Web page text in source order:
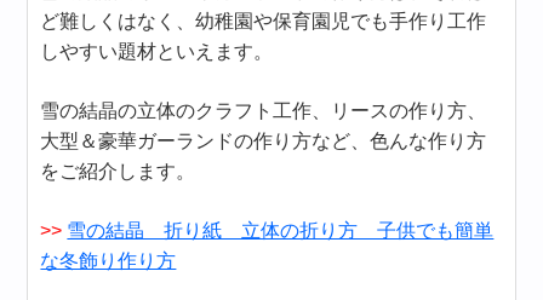
ど難しくはなく、幼稚園や保育園児でも手作り工作
しやすい題材といえます。
雪の結晶の立体のクラフト工作、リースの作り方、
大型＆豪華ガーランドの作り方など、色んな作り方
をご紹介します。
>> 雪の結晶 折り紙 立体の折り方 子供でも簡単
な冬飾り作り方